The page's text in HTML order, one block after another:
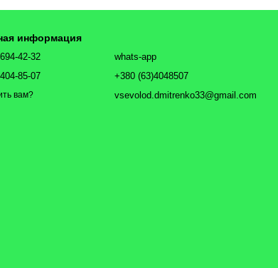
информация
42-32
85-07
вам?
whats-app
+380 (63)4048507
vsevolod.dmitrenko33@gmail.com